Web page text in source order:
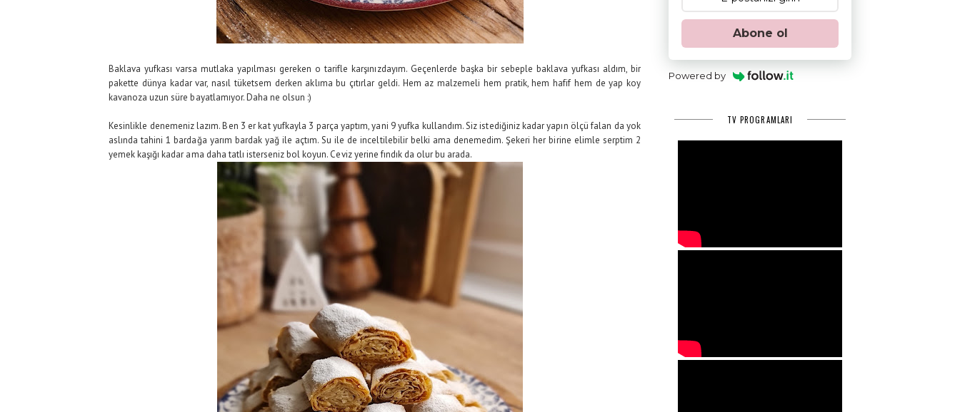
Baklava yufkası varsa mutlaka yapılması gereken o tarifle karşınızdayım. Geçenlerde başka bir sebeple baklava yufkası aldım, bir
pakette dünya kadar var, nasıl tüketsem derken aklıma bu çıtırlar geldi. Hem az malzemeli hem pratik, hem hafif hem de yap koy
kavanoza uzun süre bayatlamıyor. Daha ne olsun :)
Kesinlikle denemeniz lazım. Ben 3 er kat yufkayla 3 parça yaptım, yani 9 yufka kullandım. Siz istediğiniz kadar yapın ölçü falan da yok
aslında tahini 1 bardağa yarım bardak yağ ile açtım. Su ile de inceltilebilir belki ama denemedim. Şekeri her birine elimle serptim 2
yemek kaşığı kadar ama daha tatlı isterseniz bol koyun. Ceviz yerine fındık da olur bu arada.
Abone ol
Powered by
TV PROGRAMLARI